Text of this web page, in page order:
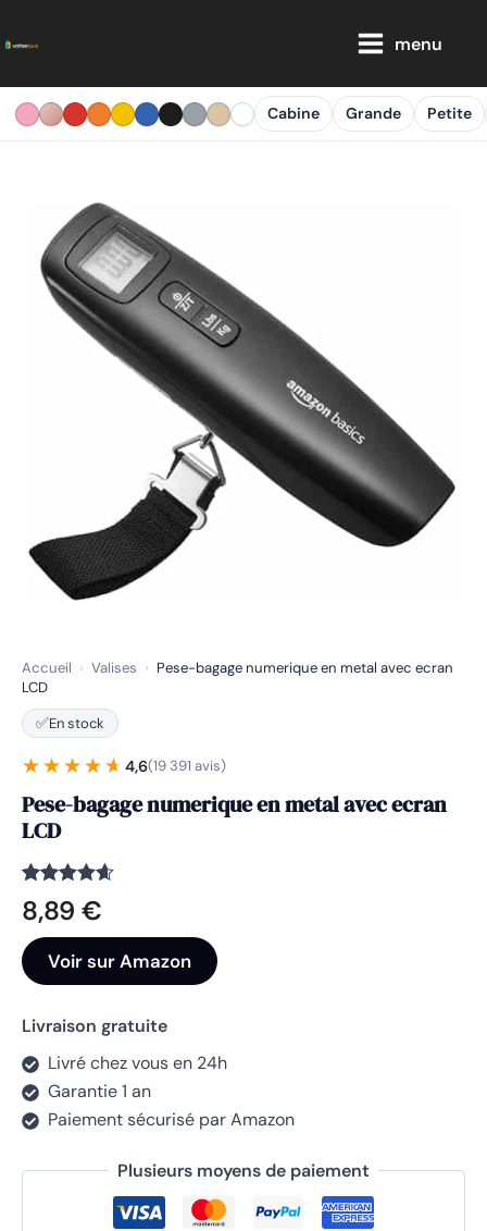
au
menu
Cabine Grande Petite
Accueil › Valises › Pese-bagage numerique en metal avec ecran
LCD
✅En stock
★★★★★
★★★★★ 4,6(19 391 avis)
Pese-bagage numerique en metal avec ecran
LCD
Noté 4.6
sur 5
19391
notations
client
8,89 €
Voir sur Amazon
Livraison gratuite
Livré chez vous en 24h
Garantie 1 an
Paiement sécurisé par Amazon
Plusieurs moyens de paiement